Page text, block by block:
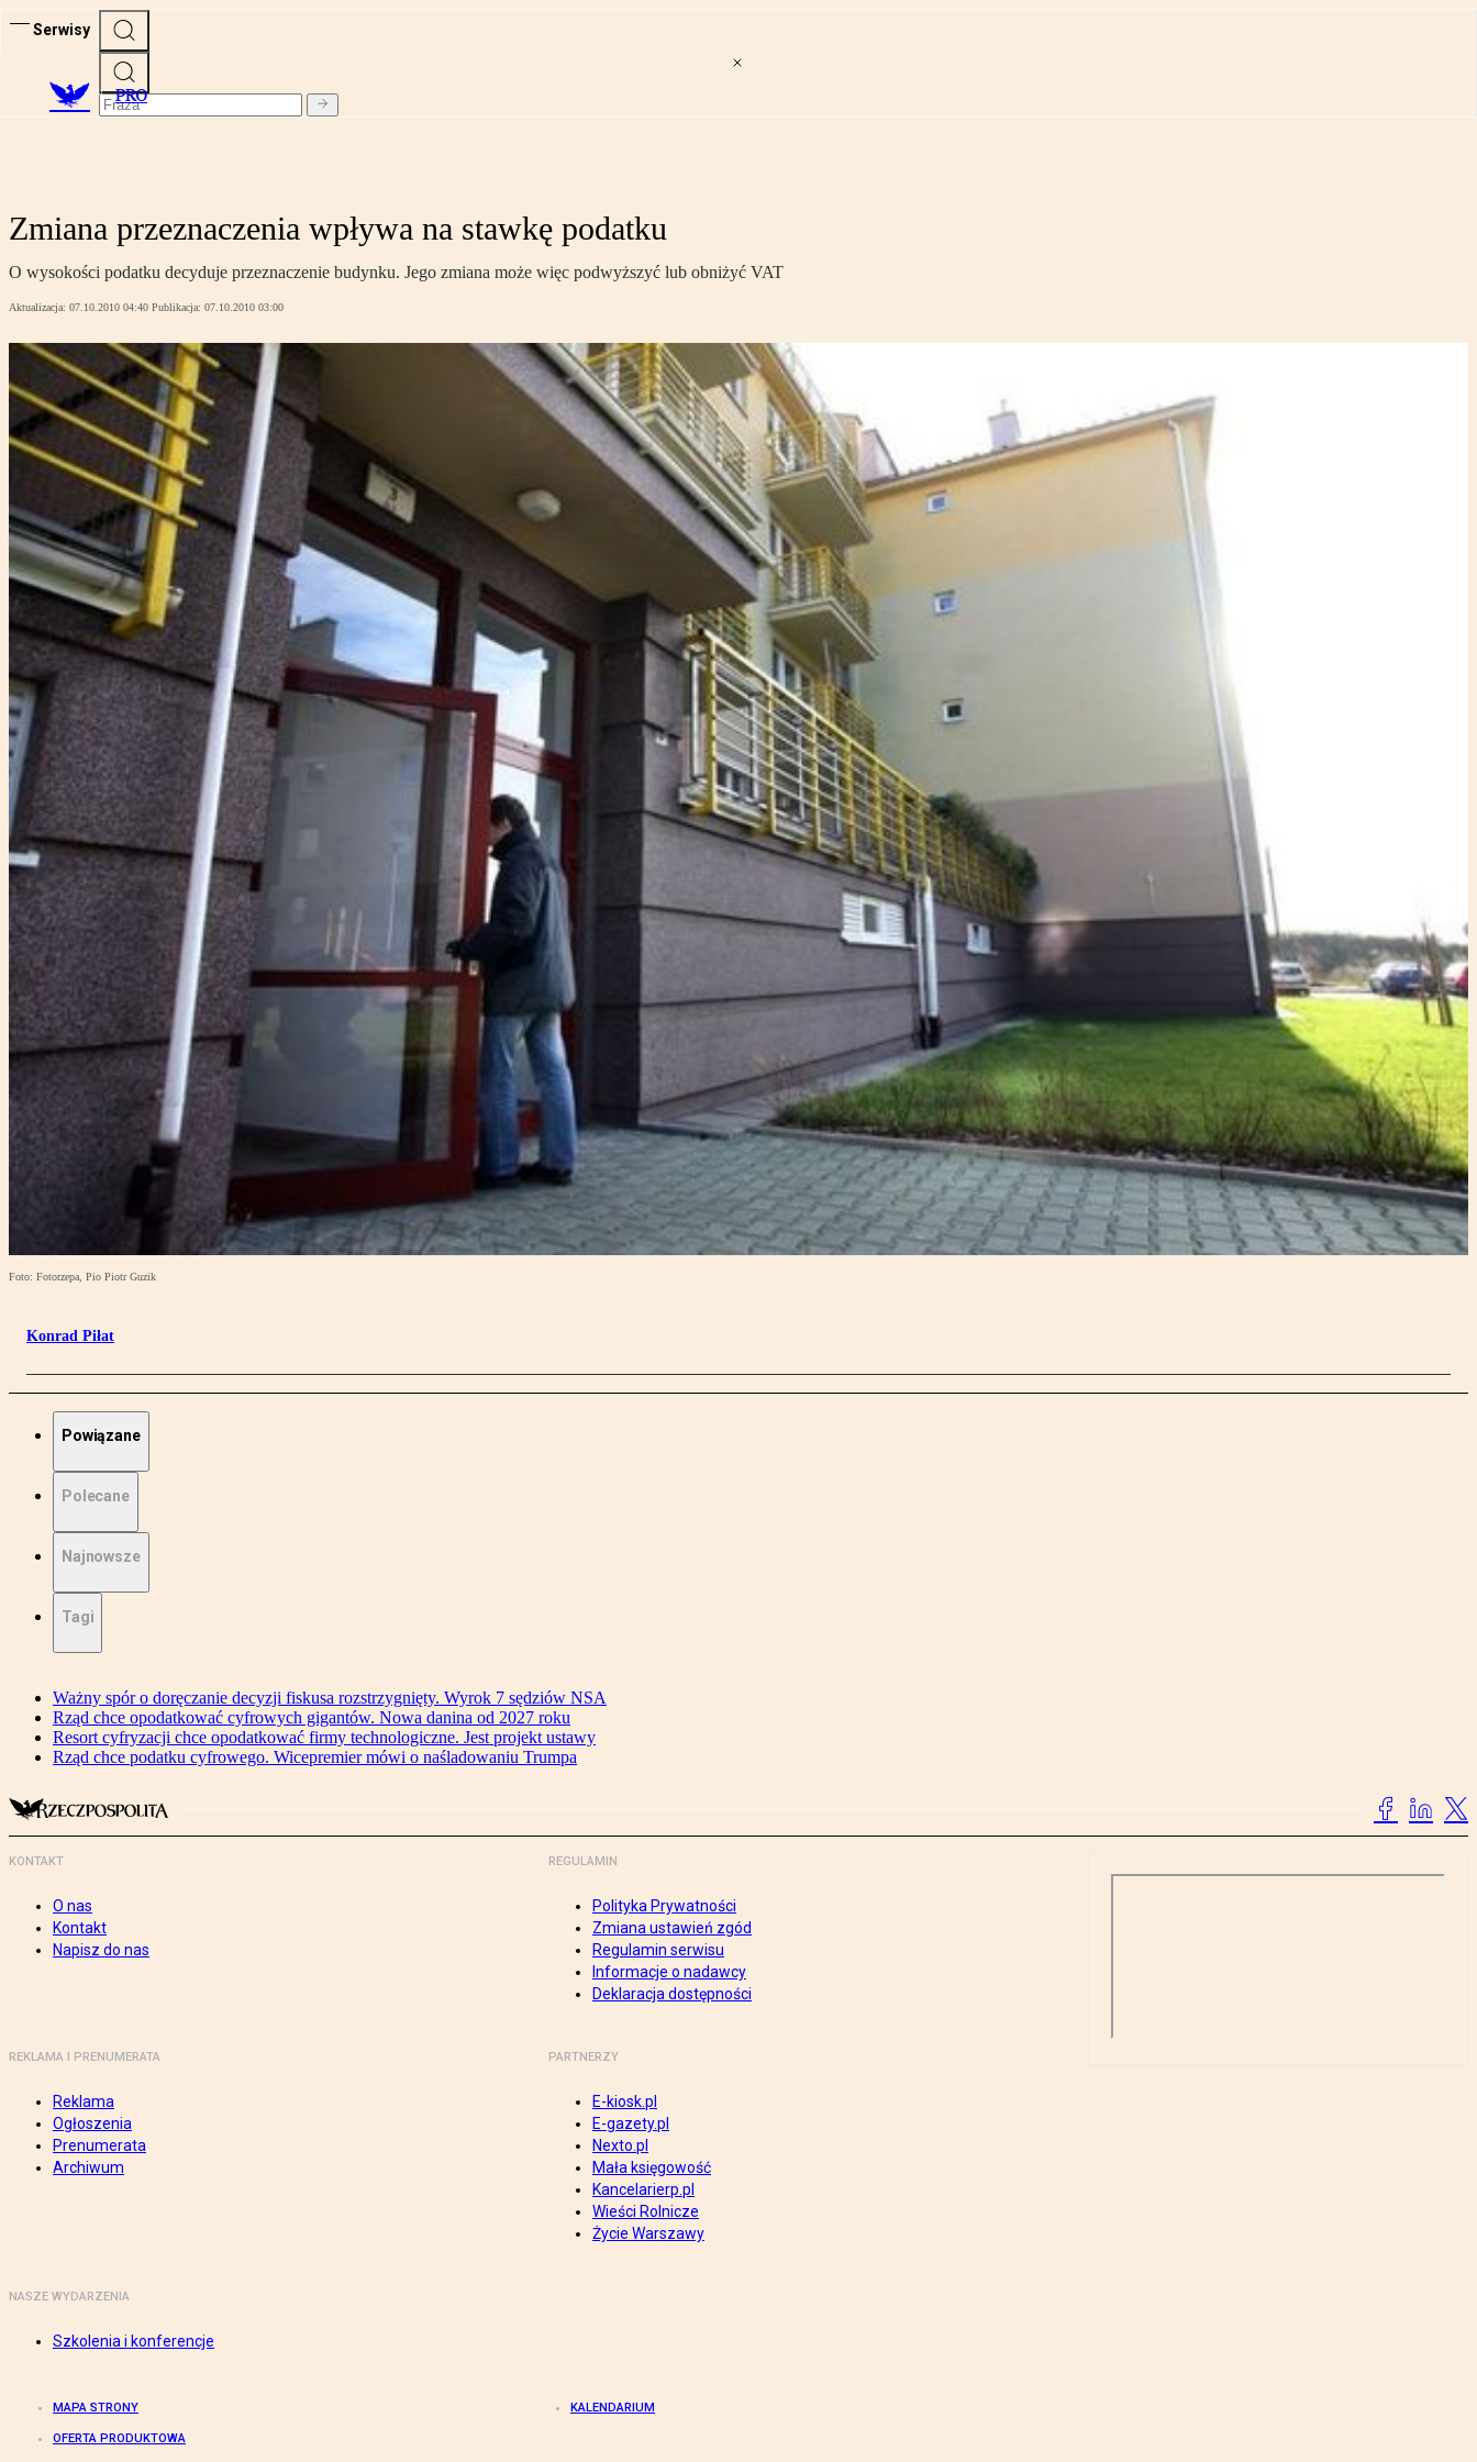
Serwisy
PRO
Zmiana przeznaczenia wpływa na stawkę podatku
O wysokości podatku decyduje przeznaczenie budynku. Jego zmiana może więc podwyższyć lub obniżyć VAT
Aktualizacja: 07.10.2010 04:40 Publikacja: 07.10.2010 03:00
Foto: Fotorzepa, Pio Piotr Guzik
Konrad Piłat
Powiązane
Polecane
Najnowsze
Tagi
Ważny spór o doręczanie decyzji fiskusa rozstrzygnięty. Wyrok 7 sędziów NSA
Rząd chce opodatkować cyfrowych gigantów. Nowa danina od 2027 roku
Resort cyfryzacji chce opodatkować firmy technologiczne. Jest projekt ustawy
Rząd chce podatku cyfrowego. Wicepremier mówi o naśladowaniu Trumpa
KONTAKT
O nas
Kontakt
Napisz do nas
REGULAMIN
Polityka Prywatności
Zmiana ustawień zgód
Regulamin serwisu
Informacje o nadawcy
Deklaracja dostępności
REKLAMA I PRENUMERATA
Reklama
Ogłoszenia
Prenumerata
Archiwum
PARTNERZY
E-kiosk.pl
E-gazety.pl
Nexto.pl
Mała księgowość
Kancelarierp.pl
Wieści Rolnicze
Życie Warszawy
NASZE WYDARZENIA
Szkolenia i konferencje
MAPA STRONY KALENDARIUM
OFERTA PRODUKTOWA